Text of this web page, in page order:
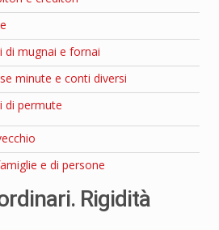
di mugnai e fornai
minute e conti diversi
di permute
e di persone
Rigidità